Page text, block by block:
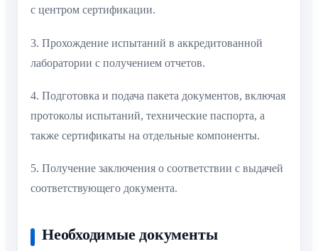
с центром сертификации.
3. Прохождение испытаний в аккредитованной
лаборатории с получением отчетов.
4. Подготовка и подача пакета документов, включая
протоколы испытаний, технические паспорта, а
также сертификаты на отдельные компоненты.
5. Получение заключения о соответствии с выдачей
соответствующего документа.
Необходимые документы